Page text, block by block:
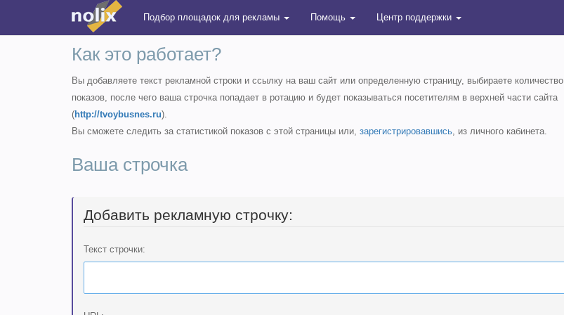
Подбор площадок для рекламы Помощь Центр поддержки
Как это работает?
Вы добавляете текст рекламной строки и ссылку на ваш сайт или определенную страницу, выбираете количество
показов, после чего ваша строчка попадает в ротацию и будет показываться посетителям в верхней части сайта
(http://tvoybusnes.ru).
Вы сможете следить за статистикой показов с этой страницы или, зарегистрировавшись, из личного кабинета.
Ваша строчка
Добавить рекламную строчку:
Текст строчки: